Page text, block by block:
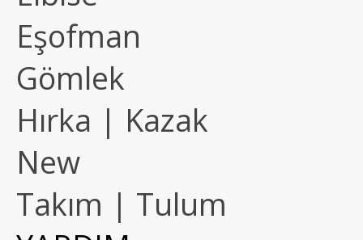
Eşofman
Gömlek
Hırka | Kazak
New
Takım | Tulum